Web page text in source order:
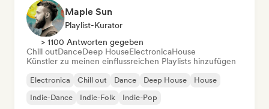
Maple Sun
Playlist-Kurator
> 1100 Antworten gegeben
Chill outDanceDeep HouseElectronicaHouse
Künstler zu meinen einflussreichen Playlists hinzufügen
Electronica Chill out Dance Deep House
House
Indie-Dance
Indie-Folk Indie-Pop